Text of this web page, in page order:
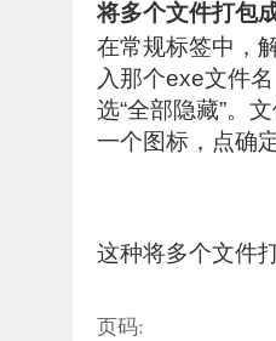
将多个文件打包
在常规标签中，
入那个exe文件
选“全部隐藏”。
一个图标，点确
这种将多个文件
页码: